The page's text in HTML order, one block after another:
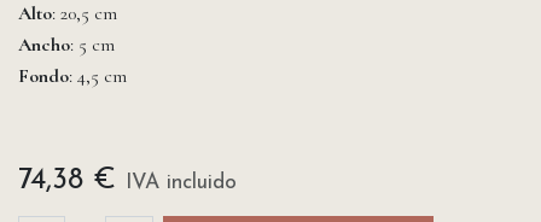
Alto: 20,5 cm
Ancho: 5 cm
Fondo: 4,5 cm
74,38 € IVA incluido